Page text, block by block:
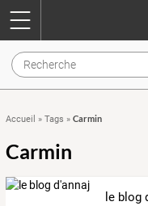
Accueil » Tags » Carmin
Carmin
le blog